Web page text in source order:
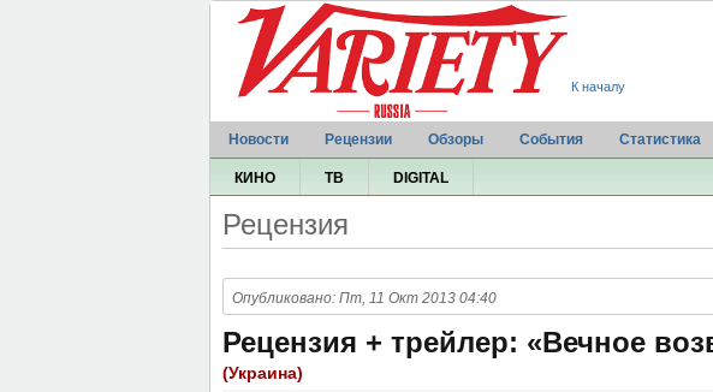
К началу
Новости Рецензии Обзоры События Статистика
КИНО ТВ DIGITAL
Рецензия
Опубликовано: Пт, 11 Окт 2013 04:40
Рецензия + трейлер: «Вечное
(Украина)